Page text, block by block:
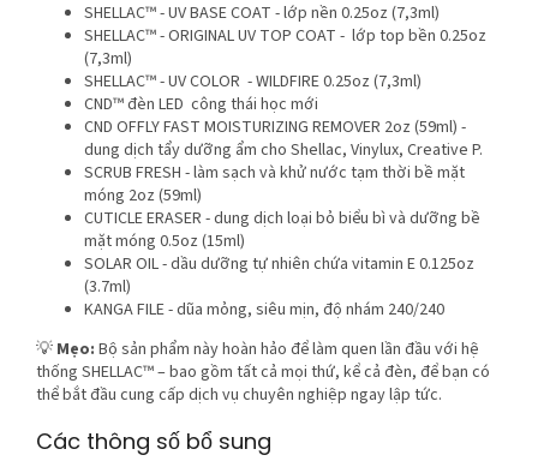
SHELLAC™ - UV BASE COAT - lớp nền 0.25oz (7,3ml)
SHELLAC™ - ORIGINAL UV TOP COAT - lớp top bền 0.25oz
(7,3ml)
SHELLAC™ - UV COLOR - WILDFIRE 0.25oz (7,3ml)
CND™ đèn LED công thái học mới
CND OFFLY FAST MOISTURIZING REMOVER 2oz (59ml) -
dung dịch tẩy dưỡng ẩm cho Shellac, Vinylux, Creative P.
SCRUB FRESH - làm sạch và khử nước tạm thời bề mặt
móng 2oz (59ml)
CUTICLE ERASER - dung dịch loại bỏ biểu bì và dưỡng bề
mặt móng 0.5oz (15ml)
SOLAR OIL - dầu dưỡng tự nhiên chứa vitamin E 0.125oz
(3.7ml)
KANGA FILE - dũa mỏng, siêu mịn, độ nhám 240/240
💡 Mẹo: Bộ sản phẩm này hoàn hảo để làm quen lần đầu với hệ
thống SHELLAC™ – bao gồm tất cả mọi thứ, kể cả đèn, để bạn có
thể bắt đầu cung cấp dịch vụ chuyên nghiệp ngay lập tức.
Các thông số bổ sung